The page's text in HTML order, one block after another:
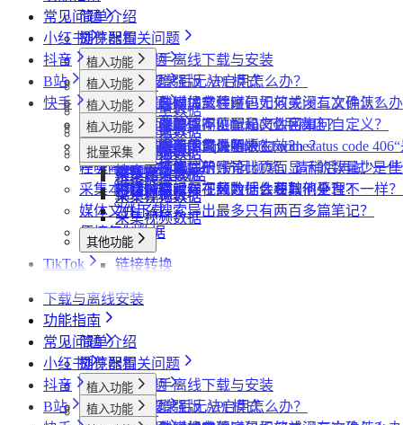
简单介绍
插件配置
飞书同步
数据上报
采集模式
采集历史
账号管理
任务闹钟
采集本页数据
媒体文件下载
便捷复制数据
常见问题
浏览器相关问题
社媒助手离线下载与安装
CRX 安装后无法启用怎么办？
下载插件时提示程序包无效或没有文件怎么办
为什么无法访问 Chrome 应用商店？
为什么推荐使用最新版 Chrome？
会员相关问题
什么是增强版 API 模式
什么是自动加载验证码
如何免费获取 VIP
第三方收费下载说明
为什么不能注册账号
下载相关问题
批量下载媒体文件时，如何关闭二次确认？
下载文件的保存位置和文件名如何自定义？
为什么配置的文件名未生效？
飞书相关问题
提示字段类型不匹配是怎么回事？
提示权限不足怎么解决？
小红书相关问题
小红书出现“Request failed with status code
小红书经常提示“访问频繁，请稍后再试”是什
小红书提示存在风险插件要如何处理？
为什么搜索导出最多只有两百多篇笔记？
抖音相关问题
为什么采集到的评论比页面显示的数量少一
为什么有时候视频数据会获取不全？
哔哩哔哩相关问题
哔哩哔哩视频下载为什么和其他平台不一样？
小红书
植入功能
专辑页
笔记详情页
搜索页
博主详情页
批量采集
采集博主数据
采集评论数据
采集笔记数据
其他功能
链接转换
抖音
植入功能
搜索页
达人详情页
视频详情页
批量采集
采集达人数据
采集视频数据
采集评论数据
其他功能
链接转换
B站
植入功能
搜索页
UP主详情页
视频详情页
批量采集
采集评论数据
采集UP主数据
采集视频数据
其他功能
链接转换
快手
植入功能
达人详情页
搜索页
视频详情页
批量采集
采集达人数据
采集评论数据
采集视频数据
其他功能
链接转换
TikTok
达人详情页
视频详情页
批量采集
采集达人数据
采集视频数据
采集评论数据
其他功能
短链解析
下载与离线安装
功能指南
简单介绍
插件配置
飞书同步
数据上报
常见问题
浏览器相关问题
社媒助手离线下载与安装
CRX 安装后无法启用怎么办？
会员相关问题
什么是增强版 API 模式
下载相关问题
小红书
植入功能
专辑页
批量采集
抖音
植入功能
B站